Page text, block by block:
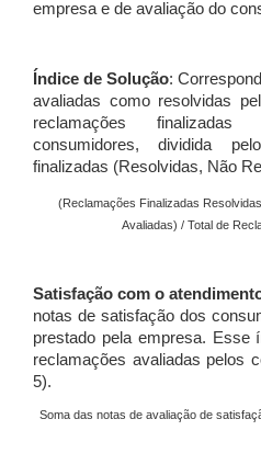
empresa e de avaliação do
Índice de Solução:
avaliadas como resolvidas
reclamações
consumidores, dividida
finalizadas (Resolvidas, Não
(Reclamações Finalizadas
Avaliadas) / Total de
Satisfação com o
notas de satisfação dos
prestado pela empresa. Esse
reclamações avaliadas pelos
5).
Soma das notas de avaliação de